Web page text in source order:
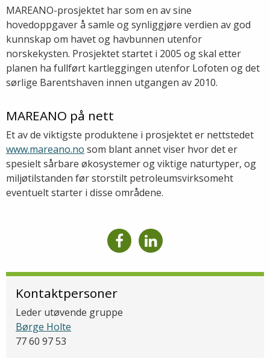
MAREANO-prosjektet har som en av sine
hovedoppgaver å samle og synliggjøre verdien av god
kunnskap om havet og havbunnen utenfor
norskekysten. Prosjektet startet i 2005 og skal etter
planen ha fullført kartleggingen utenfor Lofoten og det
sørlige Barentshaven innen utgangen av 2010.
MAREANO på nett
Et av de viktigste produktene i prosjektet er nettstedet
www.mareano.no som blant annet viser hvor det er
spesielt sårbare økosystemer og viktige naturtyper, og
miljøtilstanden før storstilt petroleumsvirksomeht
eventuelt starter i disse områdene.
Kontaktpersoner
Leder utøvende gruppe
Børge Holte
77 60 97 53